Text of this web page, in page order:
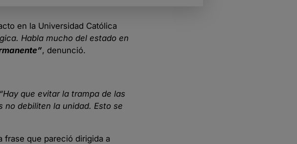
en la Universidad Católica
Habla mucho del estado en
, denunció.
“Hay que evitar la trampa de las
no debiliten la unidad. Esto se
frase que pareció dirigida a